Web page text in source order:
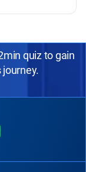
quiz to gain